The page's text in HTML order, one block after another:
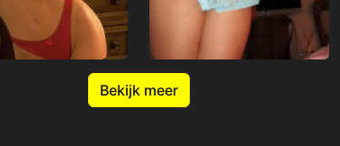
Bekijk meer